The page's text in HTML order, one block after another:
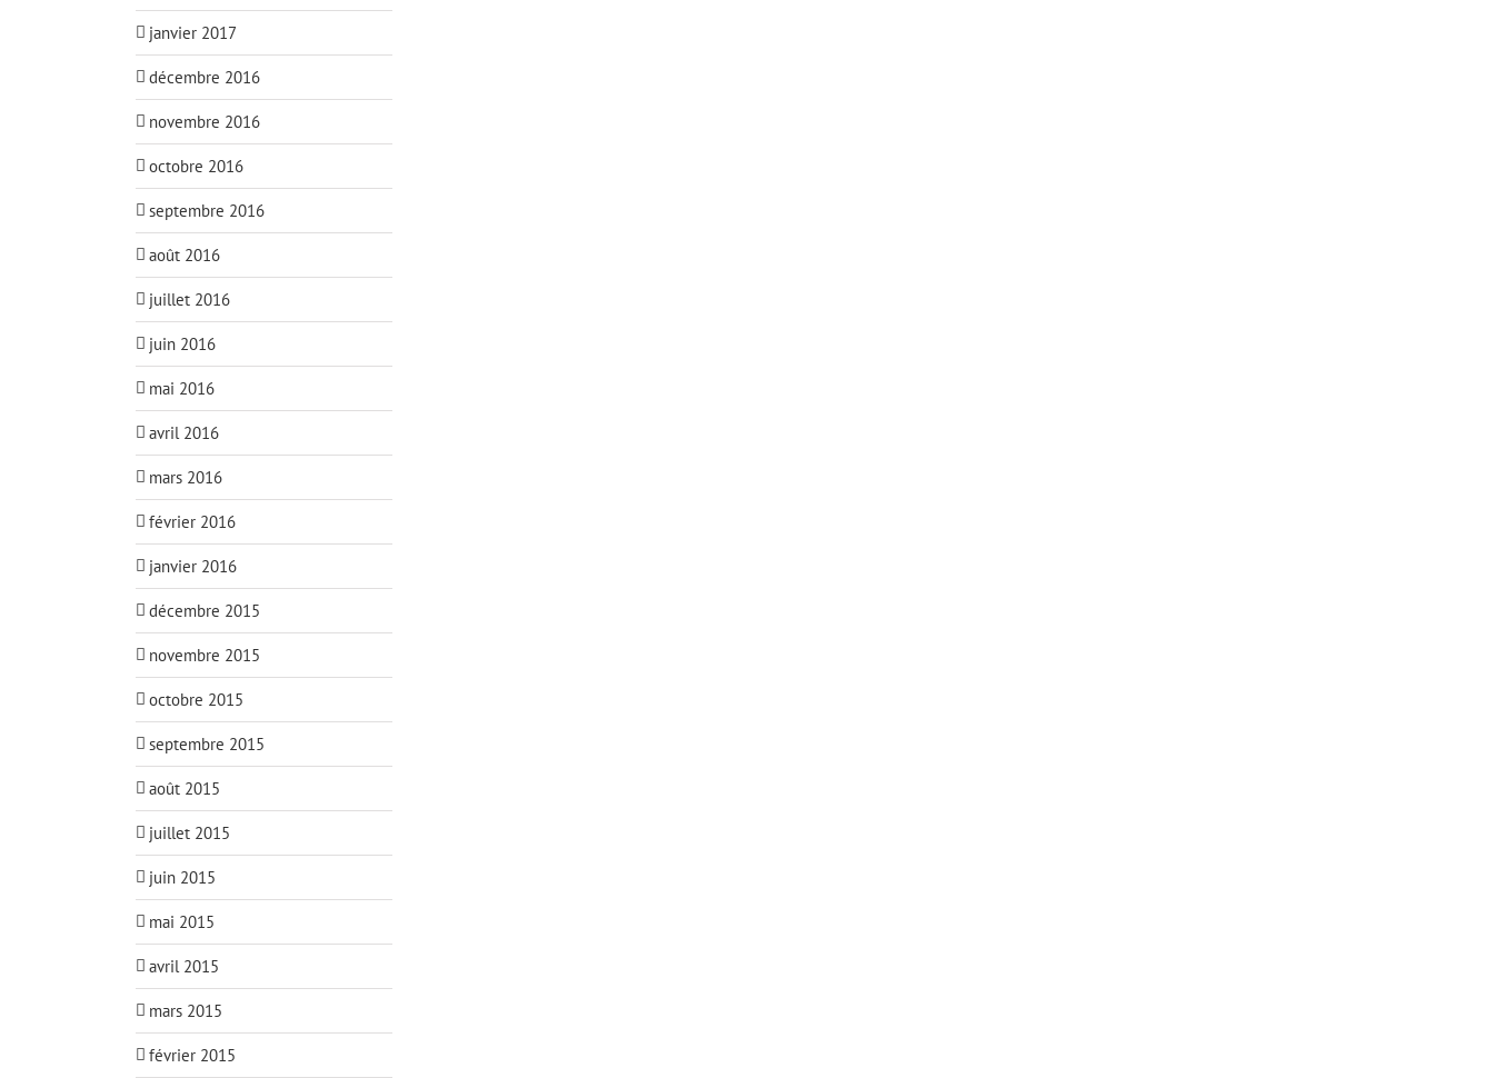
janvier 2017
décembre 2016
novembre 2016
octobre 2016
septembre 2016
août 2016
juillet 2016
juin 2016
mai 2016
avril 2016
mars 2016
février 2016
janvier 2016
décembre 2015
novembre 2015
octobre 2015
septembre 2015
août 2015
juillet 2015
juin 2015
mai 2015
avril 2015
mars 2015
février 2015